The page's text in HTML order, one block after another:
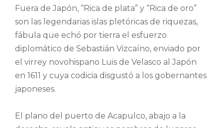
Fuera de Japón, “Rica de plata” y “Rica de oro”
son las legendarias islas pletóricas de riquezas,
fábula que echó por tierra el esfuerzo
diplomático de Sebastián Vizcaíno, enviado por
el virrey novohispano Luis de Velasco al Japón
en 1611 y cuya codicia disgustó a los gobernantes
japoneses.
El plano del puerto de Acapulco, abajo a la